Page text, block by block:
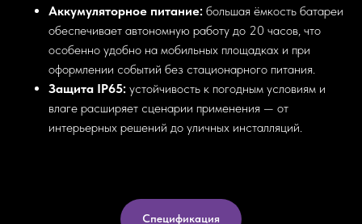
Аккумуляторное питание: большая ёмкость батареи
обеспечивает автономную работу до 20 часов, что
особенно удобно на мобильных площадках и при
оформлении событий без стационарного питания.
Защита IP65: устойчивость к погодным условиям и
влаге расширяет сценарии применения — от
интерьерных решений до уличных инсталляций.
Спецификация